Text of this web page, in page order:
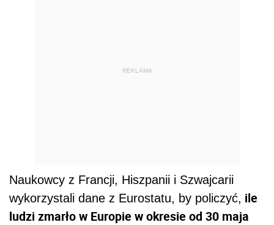
REKLAMA
Naukowcy z Francji, Hiszpanii i Szwajcarii
wykorzystali dane z Eurostatu, by policzyć, ile
ludzi zmarło w Europie w okresie od 30 maja